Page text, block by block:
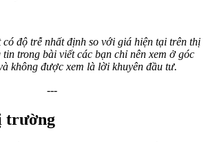
có độ trễ nhất định so với giá hiện tại trên thị
trong bài viết các bạn chỉ nên xem ở góc
không được xem là lời khuyên đầu tư.
---
trường